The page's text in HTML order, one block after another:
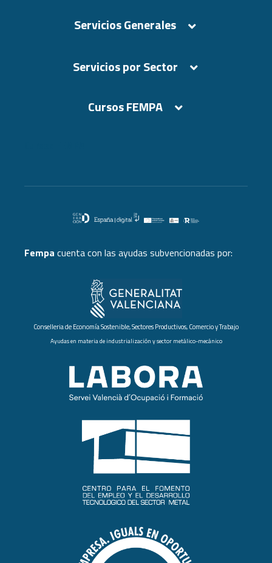
Servicios Generales
Servicios por Sector
Cursos FEMPA
Fempa cuenta con las ayudas subvencionadas por:
Conselleria de Economía Sostenible, Sectores Productivos, Comercio y Trabajo
Ayudas en materia de industrialización y sector metálico-mecánico